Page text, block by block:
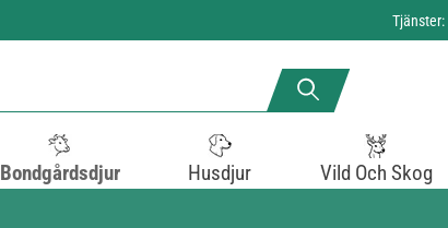
Tjänster:
Bondgårdsdjur Husdjur Vild Och Skog